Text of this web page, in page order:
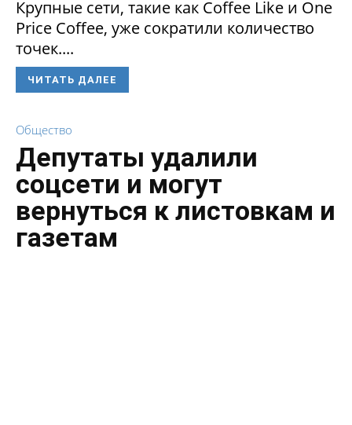
Крупные сети, такие как Coffee Like и One
Price Coffee, уже сократили количество
точек....
ЧИТАТЬ ДАЛЕЕ
Общество
Депутаты удалили
соцсети и могут
вернуться к листовкам и
газетам